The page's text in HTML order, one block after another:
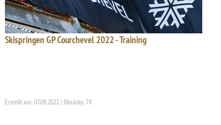
Skispringen GP Courchevel 2022 - Training
Erstellt am: 07.08.2022 | Obrázky: 78